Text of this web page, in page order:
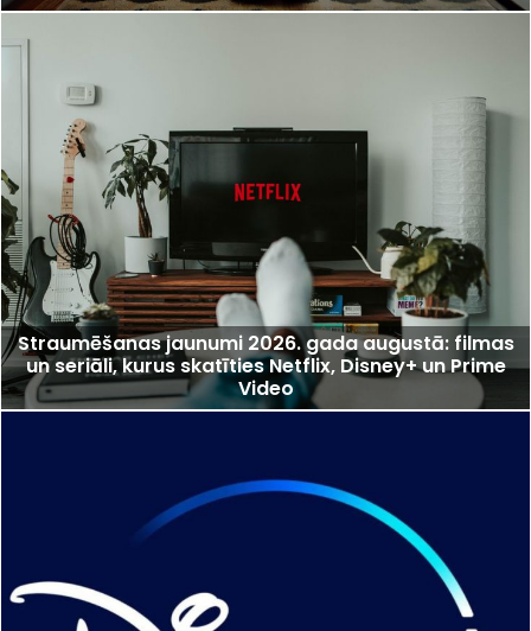
Straumēšanas jaunumi 2026. gada augustā: filmas
un seriāli, kurus skatīties Netflix, Disney+ un Prime
Video